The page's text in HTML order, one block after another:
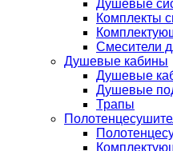
Душевые
Комплекты
Смесители
Душевые кабины
Душевые
Душевые
Трапы